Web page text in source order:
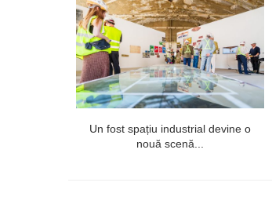
Un fost spațiu industrial devine o
nouă scenă...